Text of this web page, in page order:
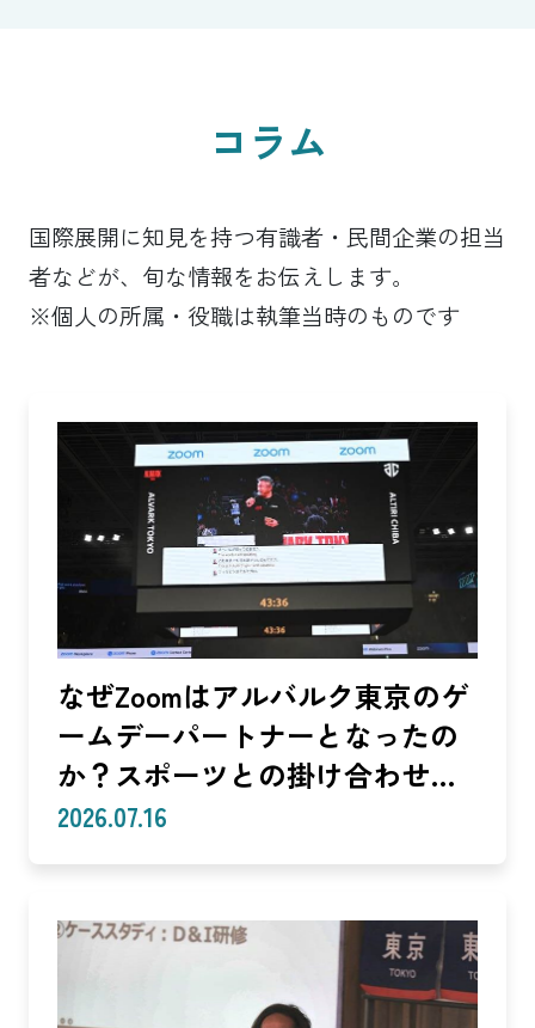
コラム
国際展開に知見を持つ有識者・民間企業の担当
者などが、旬な情報をお伝えします。
※個人の所属・役職は執筆当時のものです
なぜZoomはアルバルク東京のゲ
ームデーパートナーとなったの
か？スポーツとの掛け合わせで
生まれる体験
2026.07.16